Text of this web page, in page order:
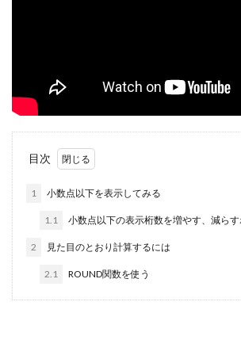
目次
1 小数点以下を表示してみる
1.1 小数点以下の表示桁数を増やす、減ら
2 見た目のとおり計算するには
2.1 ROUND関数を使う